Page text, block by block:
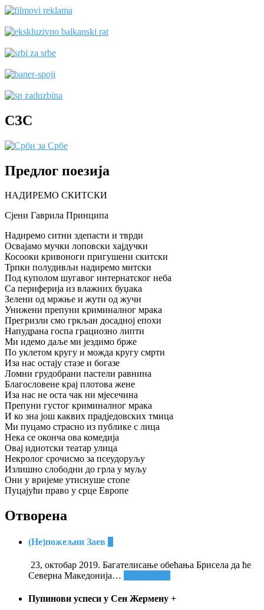
СЗС
Предлог поезија
НАДИРЕМО СКИТСКИ
Сјени Гаврила Принципа
Надиремо ситни здепасти и тврди
Освајамо мучки лоповски хајдучки
Косооки кривоноги пригушени скитски
Трпки полудивљи надиремо митски
Под куполом шугавог интернатског неба
Са периферија из влажних буџака
Зелени од мржње и жути од жучи
Унижени препуни криминалног мрака
Прегризли смо гркљан досадној епохи
Напудрана госпа грациозно липти
Ми идемо даље ми јездимо брже
По уклетом кругу и можда кругу смрти
Иза нас остају стазе и богазе
Ломни грудобрани пастели равнина
Благословене крај плотова жене
Иза нас не оста чак ни мјесечина
Препуни густог криминалног мрака
И ко зна још каквих прадједовских тмица
Ми пуцамо страсно из публике с лица
Нека се оконча ова комедија
Овај идиотски театар улица
Некролог срочисмо за псеудоруљу
Излишно слободни до грла у муљу
Они у вријеме утиснуше стопе
Пуцајући право у срце Европе
Отворена
(Не)пожељни Заев
23, октобар 2019. Багателисање обећања Брисела да ће
Северна Македонија…
Пупинови успеси у Сен Жермену +